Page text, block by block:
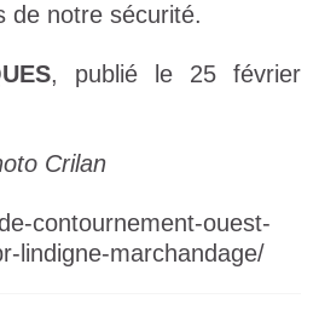
de notre sécurité.
, publié le 25 février
Crilan
contournement-ouest-
lindigne-marchandage/